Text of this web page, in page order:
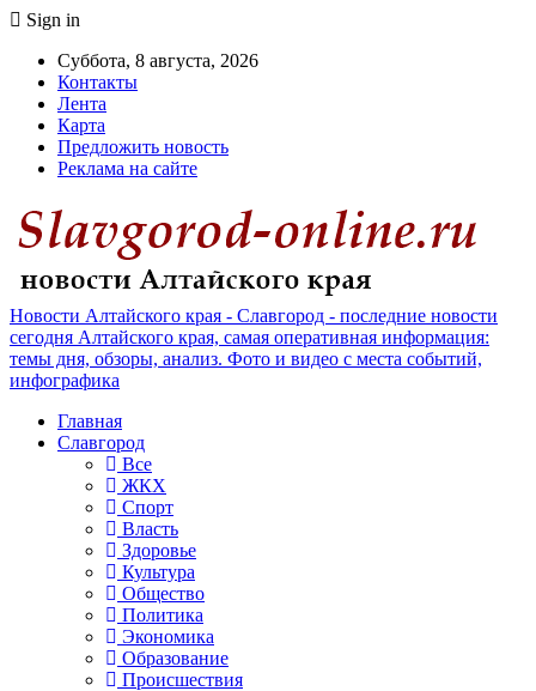
Sign in
Суббота, 8 августа, 2026
Контакты
Лента
Карта
Предложить новость
Реклама на сайте
Новости Алтайского края - Славгород - последние новости
сегодня Алтайского края, самая оперативная информация:
темы дня, обзоры, анализ. Фото и видео с места событий,
инфографика
Главная
Славгород
Все
ЖКХ
Спорт
Власть
Здоровье
Культура
Общество
Политика
Экономика
Образование
Происшествия